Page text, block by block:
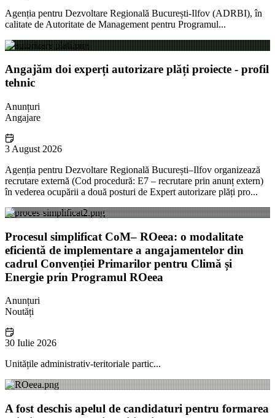
Agenția pentru Dezvoltare Regională București-Ilfov (ADRBI), în
calitate de Autoritate de Management pentru Programul...
Angajăm doi experți autorizare plăți proiecte - profil
tehnic
Anunțuri
Angajare
3 August 2026
Agenția pentru Dezvoltare Regională București–Ilfov organizează
recrutare externă (Cod procedură: E7 – recrutare prin anunț extern)
în vederea ocupării a două posturi de Expert autorizare plăți pro...
Procesul simplificat CoM– ROeea: o modalitate
eficientă de implementare a angajamentelor din
cadrul Convenției Primarilor pentru Climă și
Energie prin Programul ROeea
Anunțuri
Noutăți
30 Iulie 2026
Unitățile administrativ-teritoriale partic...
A fost deschis apelul de candidaturi pentru formarea